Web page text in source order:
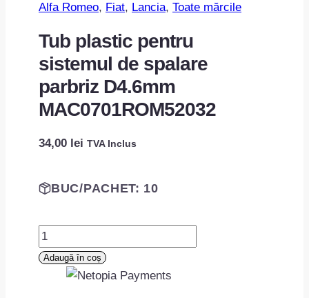
Alfa Romeo, Fiat, Lancia, Toate mărcile
Tub plastic pentru
sistemul de spalare
parbriz D4.6mm
MAC0701ROM52032
34,00 lei TVA Inclus
BUC/PACHET: 10
Cantitate
Tub
plastic
Adaugă în coș